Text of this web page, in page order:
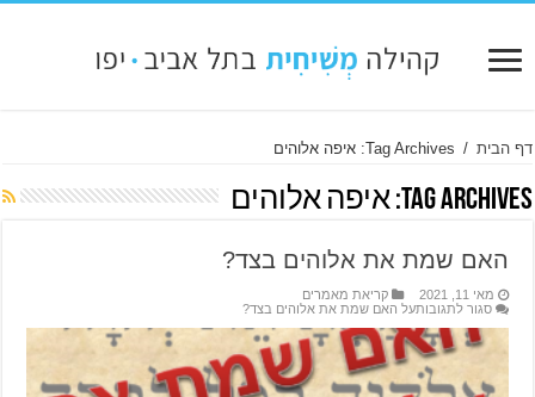
דף הבית / Tag Archives: איפה אלוהים
Tag Archives: איפה אלוהים
האם שמת את אלוהים בצד?
מאי 11, 2021
קריאת מאמרים
סגור לתגובותעל האם שמת את אלוהים בצד?